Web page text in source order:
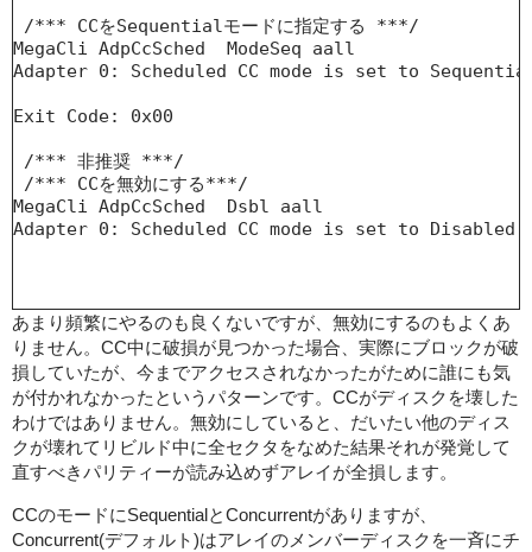
/*** CCをSequentialモードに指定する ***/
MegaCli AdpCcSched  ModeSeq aall
Adapter 0: Scheduled CC mode is set to
Exit Code: 0x00
/*** 非推奨 ***/
/*** CCを無効にする***/
MegaCli AdpCcSched  Dsbl aall
Adapter 0: Scheduled CC mode is set to Disabled.
あまり頻繁にやるのも良くないですが、無効にするのもよくあ
りません。CC中に破損が見つかった場合、実際にブロックが破
損していたが、今までアクセスされなかったがために誰にも気
が付かれなかったというパターンです。CCがディスクを壊した
わけではありません。無効にしていると、だいたい他のディス
クが壊れてリビルド中に全セクタをなめた結果それが発覚して
直すべきパリティーが読み込めずアレイが全損します。
CCのモードにSequentialとConcurrentがありますが、
Concurrent(デフォルト)はアレイのメンバーディスクを一斉にチ